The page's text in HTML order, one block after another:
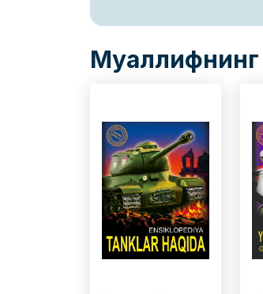
Муаллифнинг